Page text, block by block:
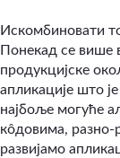
Искомбиновати
Понекад се више
продукцијске
апликације што
најбоље могуће
кôдовима, разно-
развијамо